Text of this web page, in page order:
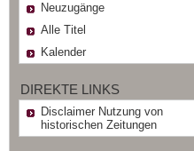
Neuzugänge
Alle Titel
Kalender
DIREKTE LINKS
Disclaimer Nutzung von
historischen Zeitungen